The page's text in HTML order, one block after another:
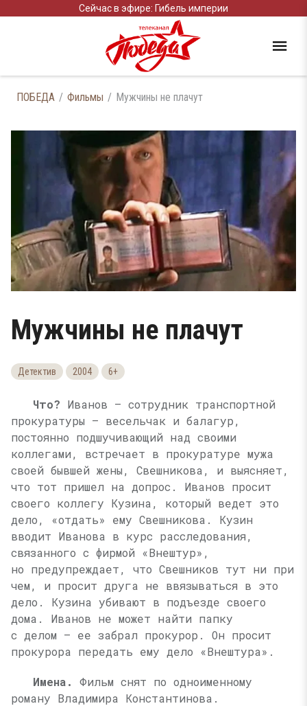
Сейчас в эфире: Гибель империи
ПОБЕДА Фильмы Мужчины не плачут
Мужчины не плачут
Детектив 2004 6+
Что? Иванов — сотрудник транспортной
прокуратуры — весельчак и балагур,
постоянно подшучивающий над своими
коллегами, встречает в прокуратуре мужа
своей бывшей жены, Свешникова, и выясняет,
что тот пришел на допрос. Иванов просит
своего коллегу Кузина, который ведет это
дело, «отдать» ему Свешникова. Кузин
вводит Иванова в курс расследования,
связанного с фирмой «Внештур»,
но предупреждает, что Свешников тут ни при
чем, и просит друга не ввязываться в это
дело. Кузина убивают в подъезде своего
дома. Иванов не может найти папку
с делом — ее забрал прокурор. Он просит
прокурора передать ему дело «Внештура».
Имена.
Фильм снят по одноименному
роману Владимира Константинова.